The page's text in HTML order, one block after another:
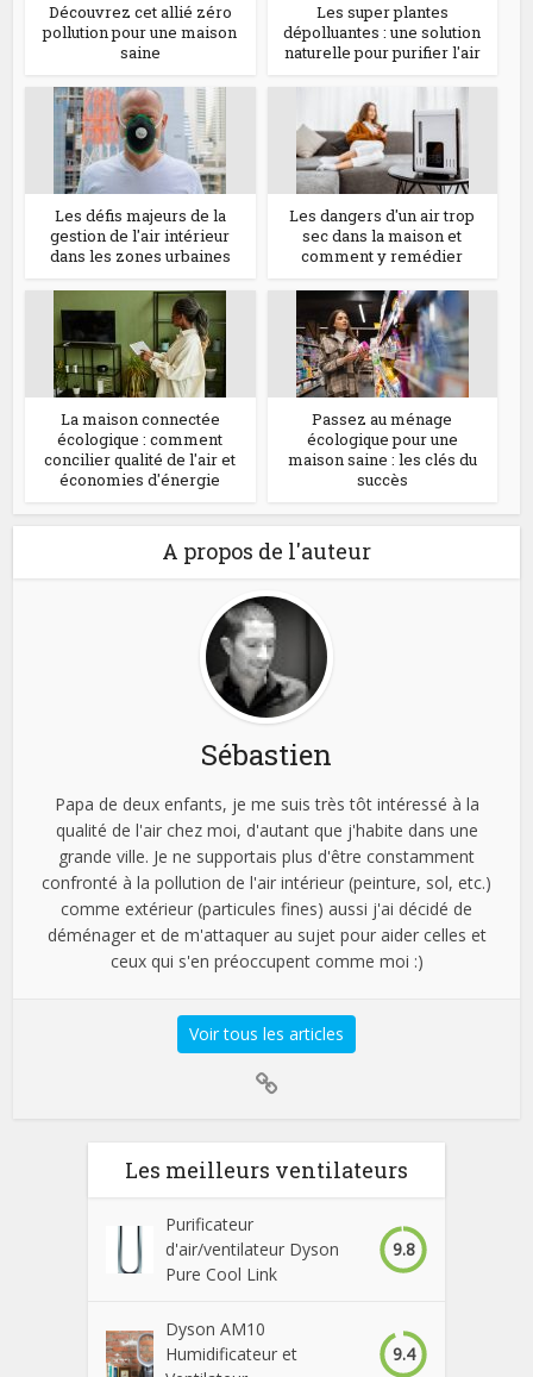
Découvrez cet allié zéro
pollution pour une maison
saine
Les super plantes
dépolluantes : une solution
naturelle pour purifier l'air
Les défis majeurs de la
gestion de l'air intérieur
dans les zones urbaines
Les dangers d'un air trop
sec dans la maison et
comment y remédier
La maison connectée
écologique : comment
concilier qualité de l'air et
économies d'énergie
Passez au ménage
écologique pour une
maison saine : les clés du
succès
A propos de l'auteur
Sébastien
Papa de deux enfants, je me suis très tôt intéressé à la
qualité de l'air chez moi, d'autant que j'habite dans une
grande ville. Je ne supportais plus d'être constamment
confronté à la pollution de l'air intérieur (peinture, sol, etc.)
comme extérieur (particules fines) aussi j'ai décidé de
déménager et de m'attaquer au sujet pour aider celles et
ceux qui s'en préoccupent comme moi :)
Voir tous les articles
Les meilleurs ventilateurs
Purificateur
d'air/ventilateur Dyson
Pure Cool Link
9.8
Dyson AM10
Humidificateur et
9.4